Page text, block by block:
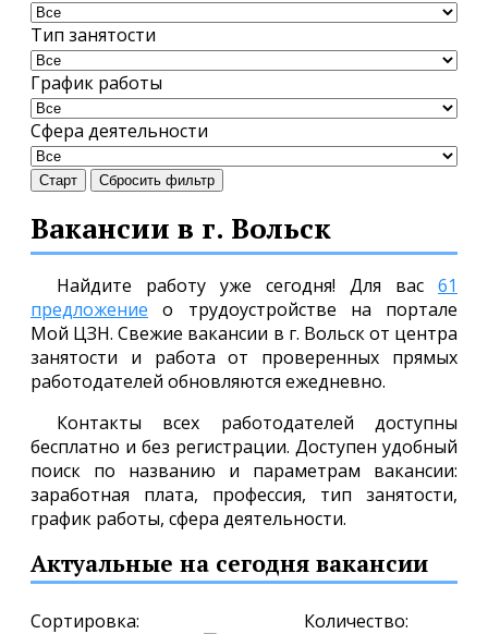
Тип занятости
График работы
Сфера деятельности
Старт Сбросить фильтр
Вакансии в г. Вольск
Найдите работу уже сегодня! Для вас 61
предложение о трудоустройстве на портале
Мой ЦЗН. Свежие вакансии в г. Вольск от центра
занятости и работа от проверенных прямых
работодателей обновляются ежедневно.
Контакты всех работодателей доступны
бесплатно и без регистрации. Доступен удобный
поиск по названию и параметрам вакансии:
заработная плата, профессия, тип занятости,
график работы, сфера деятельности.
Актуальные на сегодня вакансии
Сортировка: Количество: